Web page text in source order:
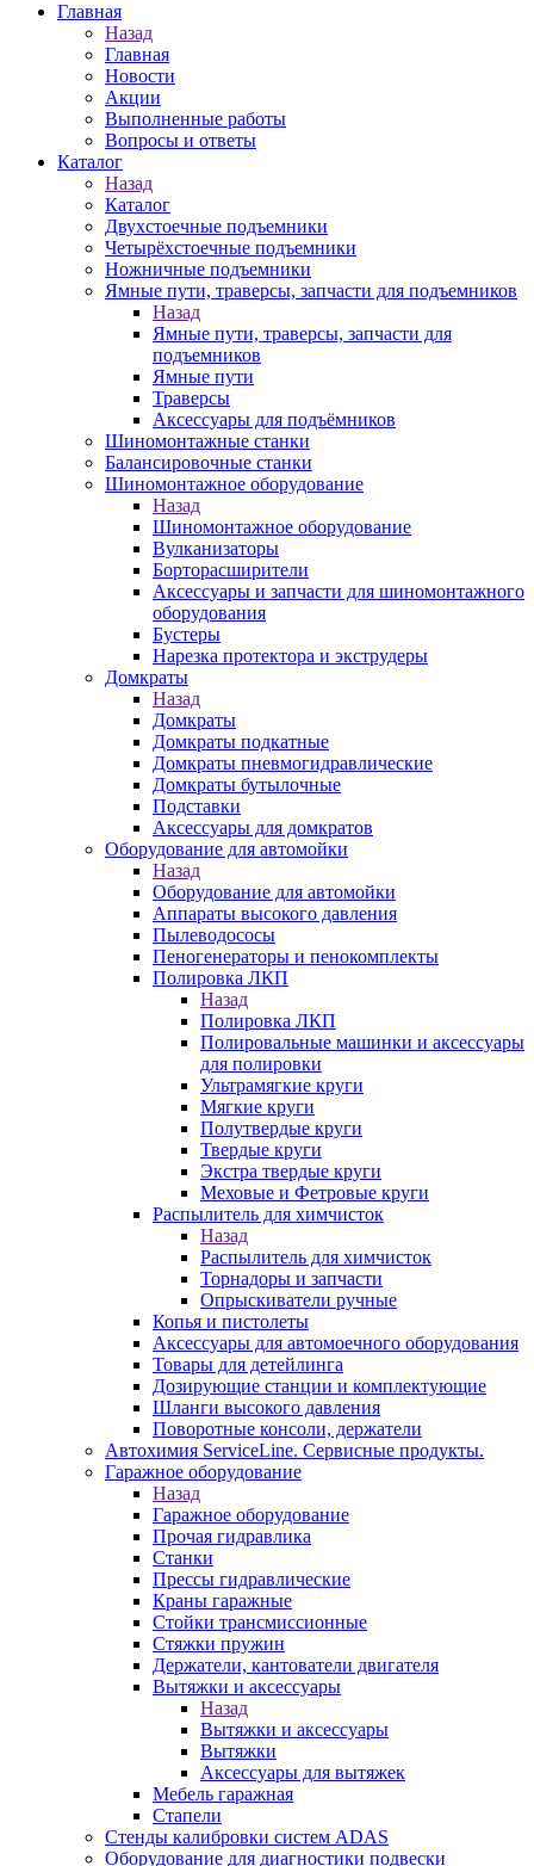
Главная
Назад
Главная
Новости
Акции
Выполненные работы
Вопросы и ответы
Каталог
Назад
Каталог
Двухстоечные подъемники
Четырёхстоечные подъемники
Ножничные подъемники
Ямные пути, траверсы, запчасти для подъемников
Назад
Ямные пути, траверсы, запчасти для
подъемников
Ямные пути
Траверсы
Аксессуары для подъёмников
Шиномонтажные станки
Балансировочные станки
Шиномонтажное оборудование
Назад
Шиномонтажное оборудование
Вулканизаторы
Борторасширители
Аксессуары и запчасти для шиномонтажного
оборудования
Бустеры
Нарезка протектора и экструдеры
Домкраты
Назад
Домкраты
Домкраты подкатные
Домкраты пневмогидравлические
Домкраты бутылочные
Подставки
Аксессуары для домкратов
Оборудование для автомойки
Назад
Оборудование для автомойки
Аппараты высокого давления
Пылеводососы
Пеногенераторы и пенокомплекты
Полировка ЛКП
Назад
Полировка ЛКП
Полировальные машинки и аксессуары
для полировки
Ультрамягкие круги
Мягкие круги
Полутвердые круги
Твердые круги
Экстра твердые круги
Меховые и Фетровые круги
Распылитель для химчисток
Назад
Распылитель для химчисток
Торнадоры и запчасти
Опрыскиватели ручные
Копья и пистолеты
Аксессуары для автомоечного оборудования
Товары для детейлинга
Дозирующие станции и комплектующие
Шланги высокого давления
Поворотные консоли, держатели
Автохимия ServiceLine. Сервисные продукты.
Гаражное оборудование
Назад
Гаражное оборудование
Прочая гидравлика
Станки
Прессы гидравлические
Краны гаражные
Стойки трансмиссионные
Стяжки пружин
Держатели, кантователи двигателя
Вытяжки и аксессуары
Назад
Вытяжки и аксессуары
Вытяжки
Аксессуары для вытяжек
Мебель гаражная
Стапели
Стенды калибровки систем ADAS
Оборудование для диагностики подвески